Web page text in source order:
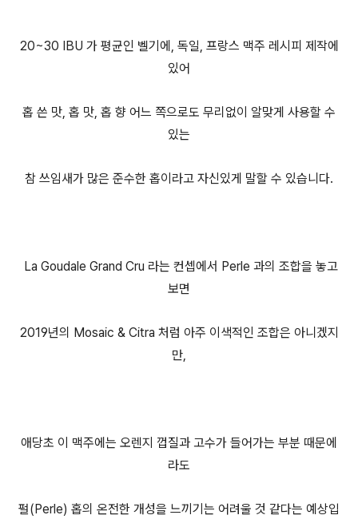
20~30 IBU 가 평균인 벨기에, 독일, 프랑스 맥주 레시피 제작에
있어
홉 쓴 맛, 홉 맛, 홉 향 어느 쪽으로도 무리없이 알맞게 사용할 수
있는
참 쓰임새가 많은 준수한 홉이라고 자신있게 말할 수 있습니다.
La Goudale Grand Cru 라는 컨셉에서 Perle 과의 조합을 놓고
보면
2019년의 Mosaic & Citra 처럼 아주 이색적인 조합은 아니겠지
만,
애당초 이 맥주에는 오렌지 껍질과 고수가 들어가는 부분 때문에
라도
펄(Perle) 홉의 온전한 개성을 느끼기는 어려울 것 같다는 예상입